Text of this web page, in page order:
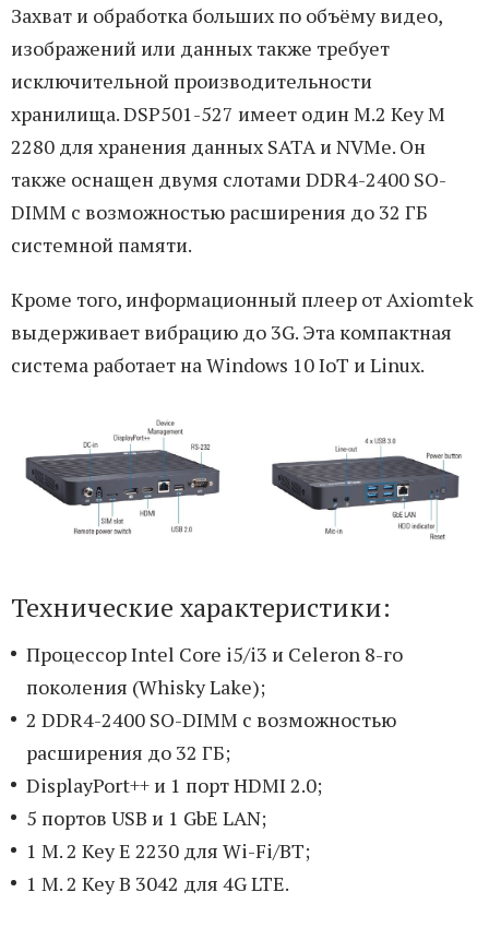
Захват и обработка больших по объёму видео,
изображений или данных также требует
исключительной производительности
хранилища. DSP501-527 имеет один M.2 Key M
2280 для хранения данных SATA и NVMe. Он
также оснащен двумя слотами DDR4-2400 SO-
DIMM с возможностью расширения до 32 ГБ
системной памяти.
Кроме того, информационный плеер от Axiomtek
выдерживает вибрацию до 3G. Эта компактная
система работает на Windows 10 IoT и Linux.
Технические характеристики:
Процессор Intel Core i5/i3 и Celeron 8-го
поколения (Whisky Lake);
2 DDR4-2400 SO-DIMM с возможностью
расширения до 32 ГБ;
DisplayPort++ и 1 порт HDMI 2.0;
5 портов USB и 1 GbE LAN;
1 M. 2 Key E 2230 для Wi-Fi/BT;
1 M. 2 Key B 3042 для 4G LTE.